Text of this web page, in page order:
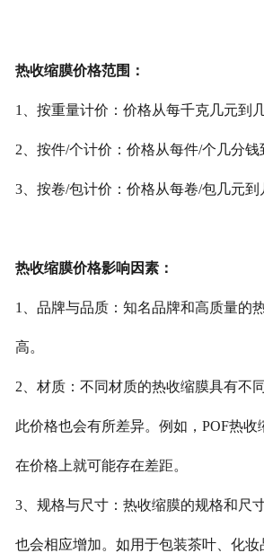
热收缩膜价格范围：
1、按重量计价：价格从每千克几元到
2、按件/个计价：价格从每件/个几分钱
3、按卷/包计价：价格从每卷/包几元到
热收缩膜价格影响因素：
1、品牌与品质：知名品牌和高质量的
高。
2、材质：不同材质的热收缩膜具有不
此价格也会有所差异。例如，POF热收
在价格上就可能存在差距。
3、规格与尺寸：热收缩膜的规格和尺
也会相应增加。如用于包装茶叶、化妆